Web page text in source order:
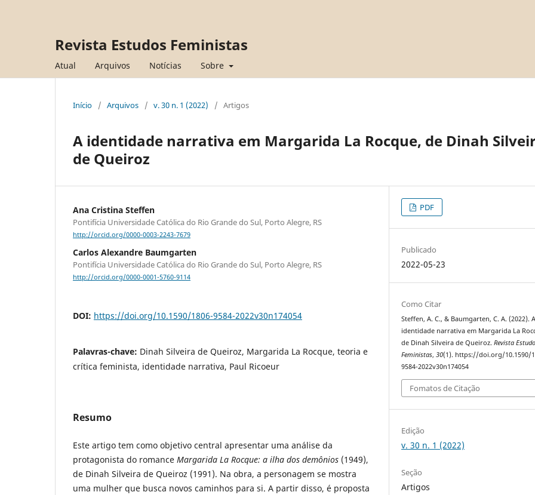
Revista Estudos Feministas
Atual Arquivos Notícias Sobre
Início / Arquivos / v. 30 n. 1 (2022) / Artigos
A identidade narrativa em Margarida La Rocque, de Dinah
de Queiroz
Ana Cristina Steffen
Pontifícia Universidade Católica do Rio Grande do Sul, Porto Alegre, RS
http://orcid.org/0000-0003-2243-7679
Carlos Alexandre Baumgarten
Pontifícia Universidade Católica do Rio Grande do Sul, Porto Alegre, RS
http://orcid.org/0000-0001-5760-9114
DOI: https://doi.org/10.1590/1806-9584-2022v30n174054
Palavras-chave: Dinah Silveira de Queiroz, Margarida La Rocque, teoria e
crítica feminista, identidade narrativa, Paul Ricoeur
Resumo
Este artigo tem como objetivo central apresentar uma análise da
protagonista do romance Margarida La Rocque: a ilha dos demônios (1949),
de Dinah Silveira de Queiroz (1991). Na obra, a personagem se mostra
uma mulher que busca novos caminhos para si. A partir disso, é proposta
PDF
Publicado
2022-05-23
Como Citar
Steffen, A. C., & Baumgarten, C. A. (2022). A
identidade narrativa em Margarida La
de Dinah Silveira de Queiroz.Revista
Feministas,30(1). https://doi.org/10.1590/
9584-2022v30n174054
Fomatos de Citação
Edição
v. 30 n. 1 (2022)
Seção
Artigos